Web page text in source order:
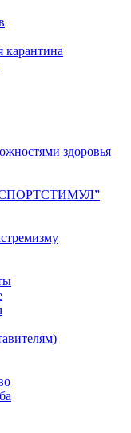
карантина
здоровья
“СПОРТСТИМУЛ”